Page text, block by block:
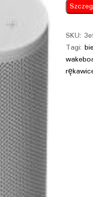
SKU:
Tagi: